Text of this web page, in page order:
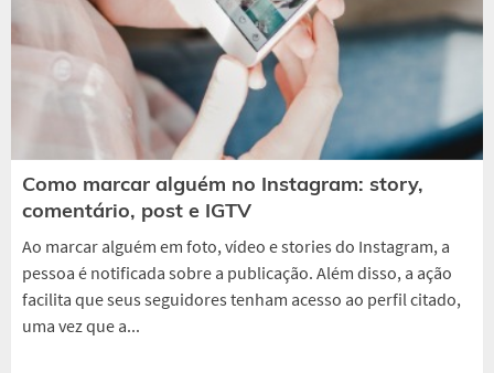
Como marcar alguém no Instagram: story,
comentário, post e IGTV
Ao marcar alguém em foto, vídeo e stories do Instagram, a
pessoa é notificada sobre a publicação. Além disso, a ação
facilita que seus seguidores tenham acesso ao perfil citado,
uma vez que a...